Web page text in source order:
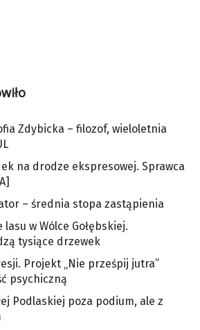
Zdybicka – filozof, wieloletnia
na drodze ekspresowej. Sprawca
– średnia stopa zastąpienia
w Wólce Gołębskiej.
tysiące drzewek
Projekt „Nie prześpij jutra”
psychiczną
Podlaskiej poza podium, ale z